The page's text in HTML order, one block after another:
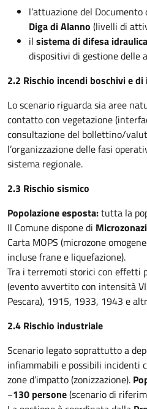
l’attuazione del
Diga di Alanno (livelli di
ilsistema di difesa idraulica
dispositivi di gestione delle
2.2 Rischio incendi boschivi e
Lo scenario riguarda sia aree
contatto con vegetazione
consultazione del bollettino/
l’organizzazione delle fasi
sistema regionale.
2.3 Rischio sismico
Popolazione esposta:tutta la
Il Comune dispone di
Carta MOPS (microzone
incluse frane e liquefazione).
Tra i terremoti storici con effetti
(evento avvertito con intensità
Pescara), 1915, 1933, 1943 e
2.4 Rischio industriale
Scenario legato soprattutto a
infiammabili e possibili incidenti
zone d’impatto (zonizzazione).
~130 persone(scenario di